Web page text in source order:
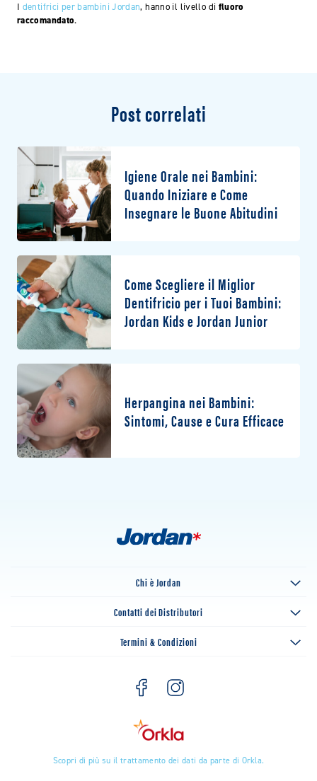
I dentifrici per bambini Jordan, hanno il livello di fluoro
raccomandato.
Post correlati
Igiene Orale nei Bambini:
Quando Iniziare e Come
Insegnare le Buone Abitudini
Come Scegliere il Miglior
Dentifricio per i Tuoi Bambini:
Jordan Kids e Jordan Junior
Herpangina nei Bambini:
Sintomi, Cause e Cura Efficace
Chi è Jordan
Contatti dei Distributori
Termini & Condizioni
Scopri di più su il trattamento dei dati da parte di Orkla.